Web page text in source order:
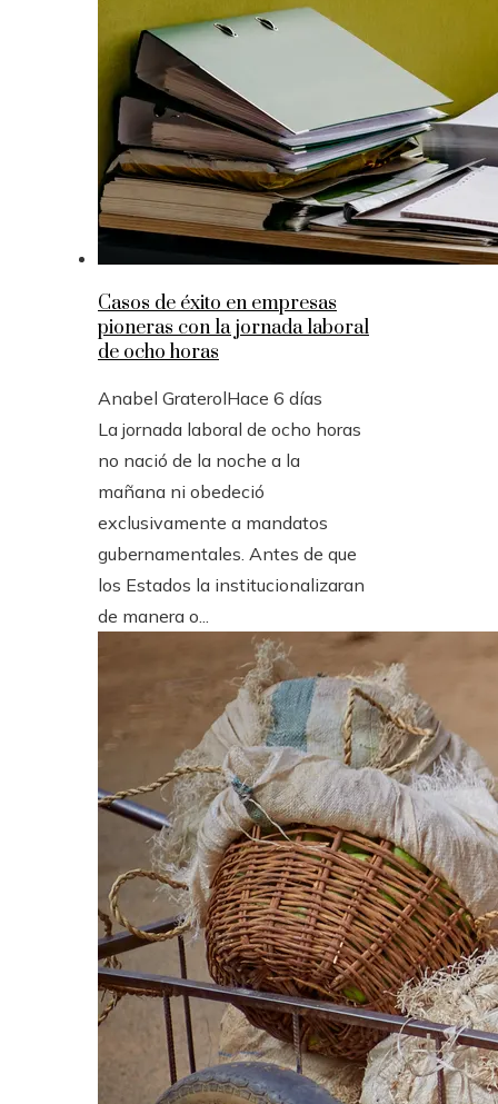
Casos de éxito en empresas
pioneras con la jornada laboral
de ocho horas
Anabel GraterolHace 6 días
La jornada laboral de ocho horas
no nació de la noche a la
mañana ni obedeció
exclusivamente a mandatos
gubernamentales. Antes de que
los Estados la institucionalizaran
de manera o...